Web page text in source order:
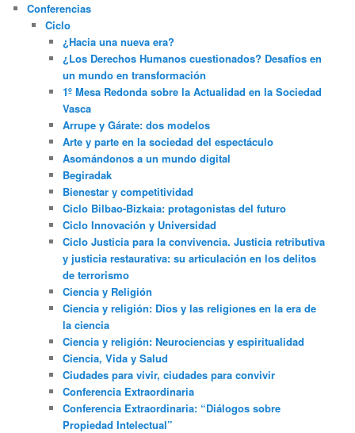
Conferencias
Ciclo
¿Hacia una nueva era?
¿Los Derechos Humanos cuestionados? Desafíos en
un mundo en transformación
1º Mesa Redonda sobre la Actualidad en la Sociedad
Vasca
Arrupe y Gárate: dos modelos
Arte y parte en la sociedad del espectáculo
Asomándonos a un mundo digital
Begiradak
Bienestar y competitividad
Ciclo Bilbao-Bizkaia: protagonistas del futuro
Ciclo Innovación y Universidad
Ciclo Justicia para la convivencia. Justicia retributiva
y justicia restaurativa: su articulación en los delitos
de terrorismo
Ciencia y Religión
Ciencia y religión: Dios y las religiones en la era de
la ciencia
Ciencia y religión: Neurociencias y espiritualidad
Ciencia, Vida y Salud
Ciudades para vivir, ciudades para convivir
Conferencia Extraordinaria
Conferencia Extraordinaria: “Diálogos sobre
Propiedad Intelectual”